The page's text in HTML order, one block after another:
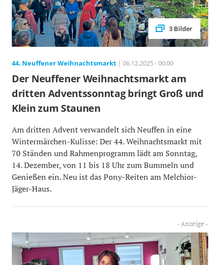
3 Bilder
44. Neuffener Weihnachtsmarkt | 06.12.2025 - 00:00
Der Neuffener Weihnachtsmarkt am
dritten Adventssonntag bringt Groß und
Klein zum Staunen
Am dritten Advent verwandelt sich Neuffen in eine
Wintermärchen-Kulisse: Der 44. Weihnachtsmarkt mit
70 Ständen und Rahmenprogramm lädt am Sonntag,
14. Dezember, von 11 bis 18 Uhr zum Bummeln und
Genießen ein. Neu ist das Pony-Reiten am Melchior-
Jäger-Haus.